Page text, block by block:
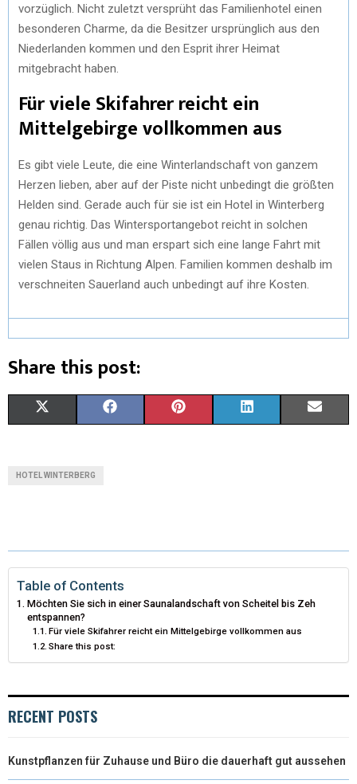
vorzüglich. Nicht zuletzt versprüht das Familienhotel einen
besonderen Charme, da die Besitzer ursprünglich aus den
Niederlanden kommen und den Esprit ihrer Heimat
mitgebracht haben.
Für viele Skifahrer reicht ein
Mittelgebirge vollkommen aus
Es gibt viele Leute, die eine Winterlandschaft von ganzem
Herzen lieben, aber auf der Piste nicht unbedingt die größten
Helden sind. Gerade auch für sie ist ein Hotel in Winterberg
genau richtig. Das Wintersportangebot reicht in solchen
Fällen völlig aus und man erspart sich eine lange Fahrt mit
vielen Staus in Richtung Alpen. Familien kommen deshalb im
verschneiten Sauerland auch unbedingt auf ihre Kosten.
Share this post:
T
T
E
R
)
O
K
R
S
T
D
N
HOTEL WINTERBERG
Table of Contents
Möchten Sie sich in einer Saunalandschaft von Scheitel bis Zeh
entspannen?
Für viele Skifahrer reicht ein Mittelgebirge vollkommen aus
Share this post:
RECENT POSTS
Kunstpflanzen für Zuhause und Büro die dauerhaft gut aussehen